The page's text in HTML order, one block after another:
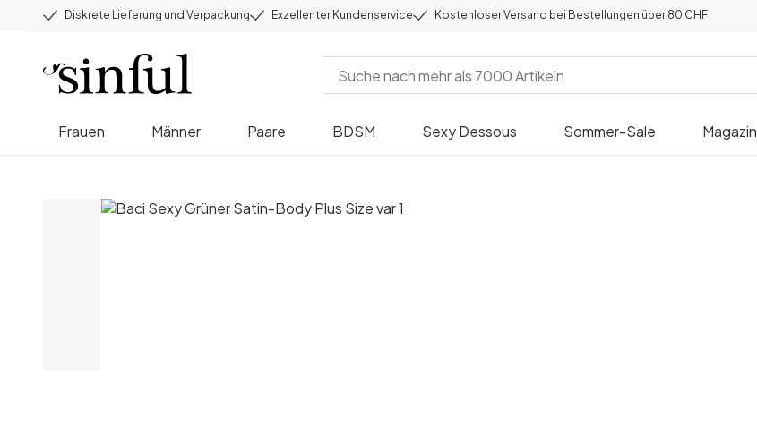
Diskrete Lieferung und Verpackung Exzellenter Kundenservice Kostenloser Versand bei Bestellungen über 80 CHF
Frauen Männer Paare BDSM Sexy Dessous Sommer-Sale Magazin